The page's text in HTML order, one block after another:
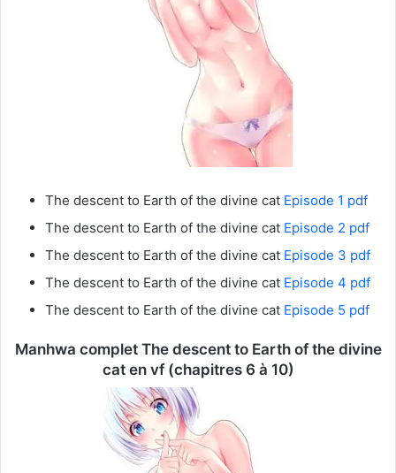
The descent to Earth of the divine cat Episode 1 pdf
The descent to Earth of the divine cat Episode 2 pdf
The descent to Earth of the divine cat Episode 3 pdf
The descent to Earth of the divine cat Episode 4 pdf
The descent to Earth of the divine cat Episode 5 pdf
Manhwa complet The descent to Earth of the divine
cat en vf (chapitres 6 à 10)